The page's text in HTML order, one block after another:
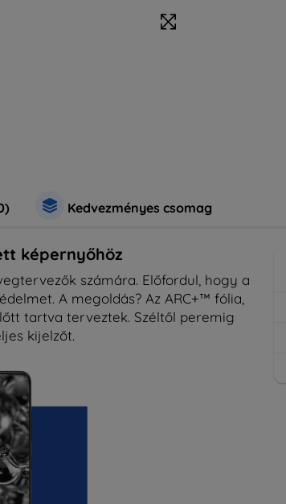
Kedvezményes csomag
képernyőhöz
számára. Előfordul, hogy a
A megoldás? Az ARC+™ fólia,
tartva terveztek. Széltől peremig
kijelzőt.